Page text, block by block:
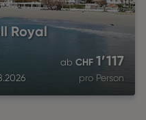
Royal
ab CHF 1’117
pro Person